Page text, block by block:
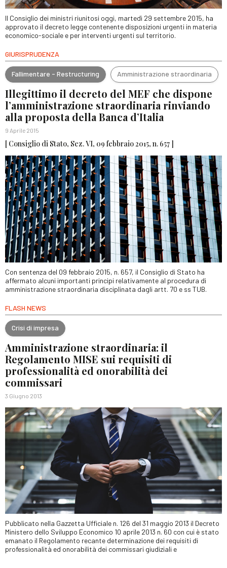
Il Consiglio dei ministri riunitosi oggi, martedì 29 settembre 2015, ha
approvato il decreto legge contenente disposizioni urgenti in materia
economico-sociale e per interventi urgenti sul territorio.
GIURISPRUDENZA
Fallimentare - Restructuring Amministrazione straordinaria
Illegittimo il decreto del MEF che dispone
l’amministrazione straordinaria rinviando
alla proposta della Banca d’Italia
9 Aprile 2015
[ Consiglio di Stato, Sez. VI, 09 febbraio 2015, n. 657 ]
Con sentenza del 09 febbraio 2015, n. 657, il Consiglio di Stato ha
affermato alcuni importanti principi relativamente al procedura di
amministrazione straordinaria disciplinata dagli artt. 70 e ss TUB.
FLASH NEWS
Crisi di impresa
Amministrazione straordinaria: il
Regolamento MISE sui requisiti di
professionalità ed onorabilità dei
commissari
3 Giugno 2013
Pubblicato nella Gazzetta Ufficiale n. 126 del 31 maggio 2013 il Decreto
Ministero dello Sviluppo Economico 10 aprile 2013 n. 60 con cui è stato
emanato il Regolamento recante determinazione dei requisiti di
professionalità ed onorabilità dei commissari giudiziali e